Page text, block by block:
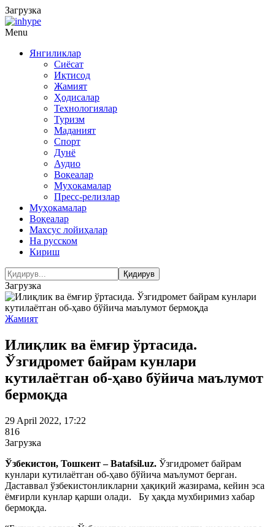
Загрузка
Menu
Янгиликлар
Сиёсат
Иқтисод
Жамият
Ҳодисалар
Технологиялар
Туризм
Маданият
Спорт
Дунё
Аудио
Воқеалар
Муҳокамалар
Пресс-релизлар
Муҳокамалар
Воқеалар
Махсус лойиҳалар
На русском
Кириш
Загрузка
Жамият
Илиқлик ва ёмғир ўртасида.
Ўзгидромет байрам кунлари
кутилаётган об-ҳаво бўйича маълумот
бермоқда
29 April 2022, 17:22
816
Загрузка
Ўзбекистон, Тошкент – Batafsil.uz. Ўзгидромет байрам
кунлари кутилаётган об-ҳаво бўйича маълумот берган.
Даставвал ўзбекистонликларни ҳақиқий жазирама, кейин эса
ёмғирли кунлар қарши олади. Бу ҳақда мухбиримиз хабар
бермоқда.